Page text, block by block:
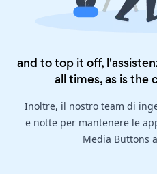
and to top it off,
all times, as is the
Inoltre, il nostro team di
e notte per mantenere le
Media Buttons